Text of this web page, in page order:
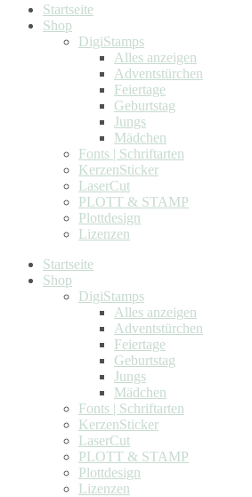
Startseite
Shop
DigiStamps
Alles anzeigen
Adventstürchen
Feiertage
Geburtstag
Jungs
Mädchen
Fonts | Schriftarten
KerzenSticker
LaserCut
PLOTT & STAMP
Plottdesign
Lizenzen
Startseite
Shop
DigiStamps
Alles anzeigen
Adventstürchen
Feiertage
Geburtstag
Jungs
Mädchen
Fonts | Schriftarten
KerzenSticker
LaserCut
PLOTT & STAMP
Plottdesign
Lizenzen